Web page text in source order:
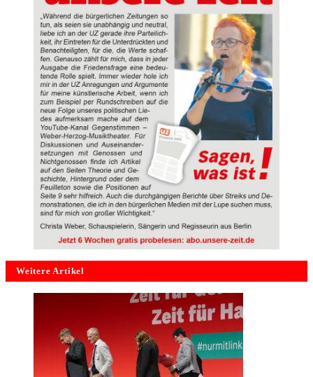
Weitere Artikel